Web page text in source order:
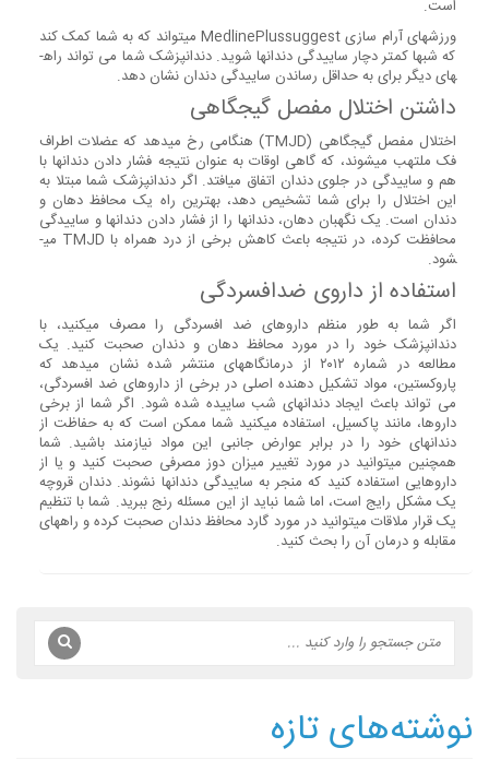
است.
ورزشهای آرام سازی MedlinePlussuggest می­تواند که به شما کمک کند
که شبها کمتر دچار ساییدگی دندانها شوید. دندانپزشک شما می تواند راه­
های دیگر برای به حداقل رساندن ساییدگی دندان نشان دهد.
داشتن اختلال مفصل گیجگاهی
اختلال مفصل گیجگاهی (TMJD) هنگامی رخ می­دهد که عضلات اطراف
فک ملتهب می­شوند، که گاهی اوقات به عنوان نتیجه فشار دادن دندانها با
هم و ساییدگی در جلوی دندان اتفاق می­افتد. اگر دندانپزشک شما مبتلا به
این اختلال را برای شما تشخیص دهد، بهترین راه یک محافظ دهان و
دندان است. یک نگهبان دهان، دندان­ها را از فشار دادن دندانها و ساییدگی
محافظت کرده، در نتیجه باعث کاهش برخی از درد همراه با TMJD می­
شود.
استفاده از داروی ضدافسردگی
اگر شما به طور منظم داروهای ضد افسردگی را مصرف می­کنید، با
دندانپزشک خود را در مورد محافظ دهان و دندان صحبت کنید. یک
مطالعه در شماره ۲۰۱۲ از درمانگاه­های منتشر شده نشان می­دهد که
پاروکستین، مواد تشکیل دهنده اصلی در برخی از داروهای ضد افسردگی،
می تواند باعث ایجاد دندانهای شب ساییده شده شود. اگر شما از برخی
داروها، مانند پاکسیل، استفاده می­کنید شما ممکن است که به حفاظت از
دندان­های خود را در برابر عوارض جانبی این مواد نیازمند باشید. شما
همچنین می­توانید در مورد تغییر میزان دوز مصرفی صحبت کنید و یا از
داروهایی استفاده کنید که منجر به ساییدگی دندانها نشوند. دندان قروچه
یک مشکل رایج است، اما شما نباید از این مسئله رنج ببرید. شما با تنظیم
یک قرار ملاقات می­توانید در مورد گارد محافظ دندان صحبت کرده و راههای
مقابله و درمان آن را بحث کنید.
نوشته‌های تازه